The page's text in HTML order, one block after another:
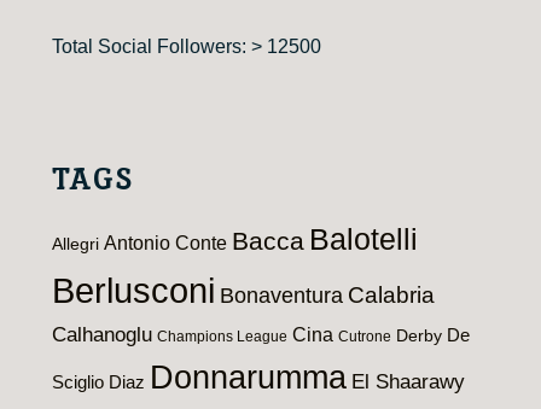
Total Social Followers: > 12500
TAGS
Allegri Antonio Conte Bacca Balotelli
Berlusconi Bonaventura Calabria
Calhanoglu Champions League Cina Cutrone Derby De
Sciglio Diaz Donnarumma El Shaarawy